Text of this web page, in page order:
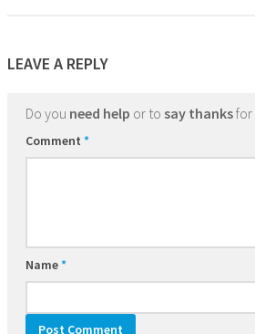
LEAVE A REPLY
Do you need help or to say thanksfor
Comment *
Name*